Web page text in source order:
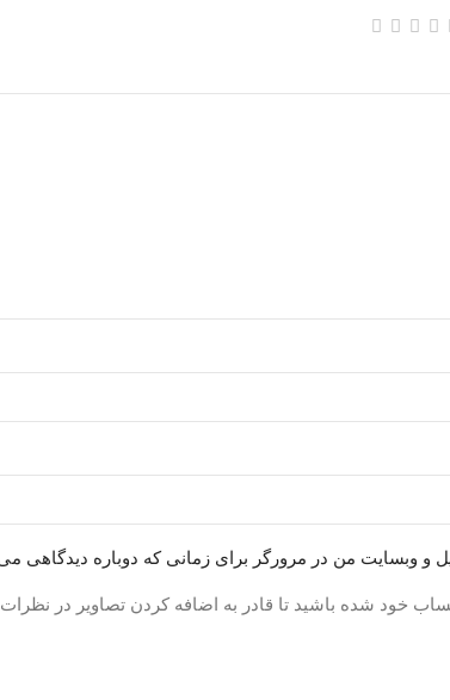
و وبسایت من در مرورگر برای زمانی که دوباره دیدگاهی
خود شده باشید تا قادر به اضافه کردن تصاویر در